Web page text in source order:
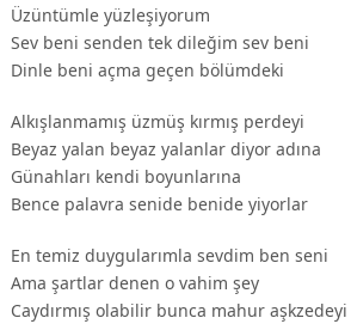
Üzüntümle yüzleşiyorum
Sev beni senden tek dileğim sev beni
Dinle beni açma geçen bölümdeki
Alkışlanmamış üzmüş kırmış perdeyi
Beyaz yalan beyaz yalanlar diyor adına
Günahları kendi boyunlarına
Bence palavra senide benide yiyorlar
En temiz duygularımla sevdim ben seni
Ama şartlar denen o vahim şey
Caydırmış olabilir bunca mahur aşkzedeyi